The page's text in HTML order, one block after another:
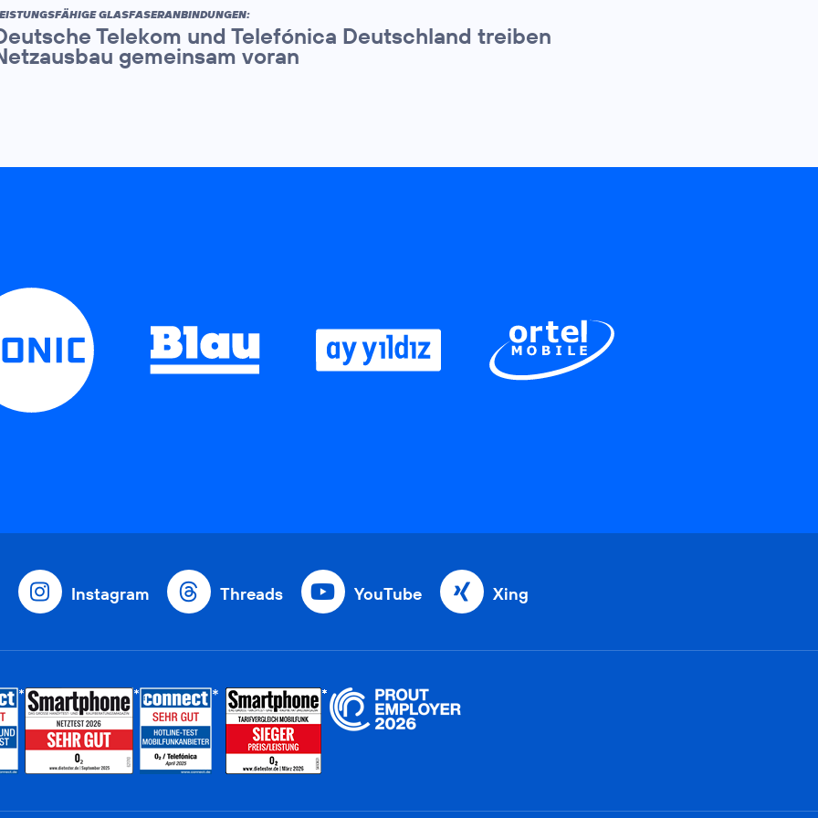
GLASFASERANBINDUNGEN:
Telekom und Telefónica Deutschland treiben
gemeinsam voran
Instagram Threads YouTube Xing